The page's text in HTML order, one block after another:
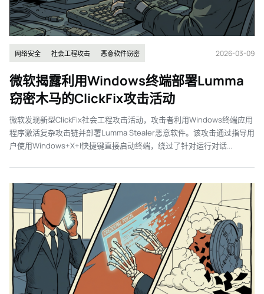
网络安全 社会工程攻击 恶意软件窃密 2026-03-09
微软揭露利用Windows终端部署Lumma
窃密木马的ClickFix攻击活动
微软发现新型ClickFix社会工程攻击活动，攻击者利用Windows终端应用
程序激活复杂攻击链并部署Lumma Stealer恶意软件。该攻击通过指导用
户使用Windows+X+I快捷键直接启动终端，绕过了针对运行对话...